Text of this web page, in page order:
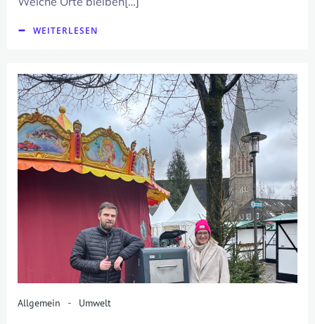
WEITERLESEN
Allgemein - Umwelt